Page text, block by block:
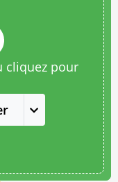
cliquez pour